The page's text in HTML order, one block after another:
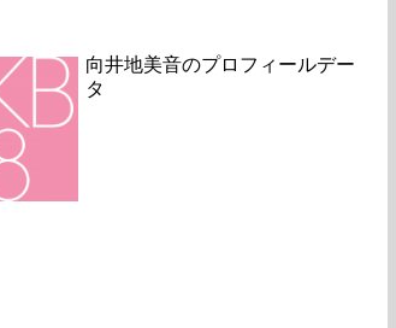
向井地美音のプロフィールデー
タ